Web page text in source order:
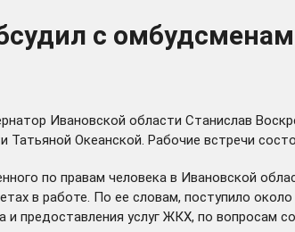
с
Ивановской области Станислав
Океанской. Рабочие встречи
по правам человека в Ивановской
в работе. По ее словам, поступило
предоставления услуг ЖКХ, по вопросам